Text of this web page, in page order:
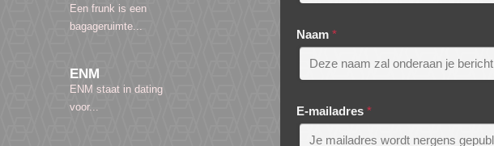
Een frunk is een
bagageruimte...
ENM
ENM staat in dating
voor...
Naam *
E-mailadres *